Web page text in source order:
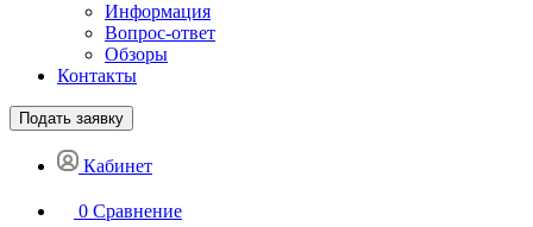
Информация
Вопрос-ответ
Обзоры
Контакты
Подать заявку
Кабинет
0 Сравнение